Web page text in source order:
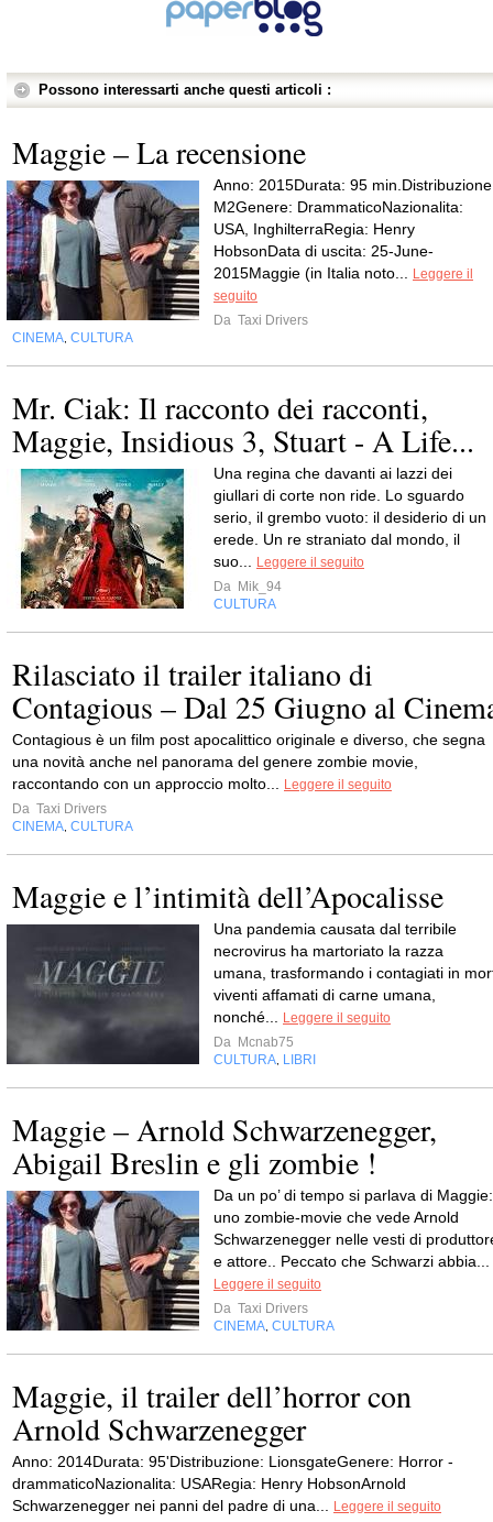
Possono interessarti anche questi articoli :
Maggie – La recensione
Anno: 2015Durata: 95
M2Genere: DrammaticoNazionalita:
USA, InghilterraRegia: Henry
HobsonData di uscita: 25-June-
2015Maggie (in Italia noto... Leggere il
seguito
Da Taxi Drivers
CINEMA, CULTURA
Mr. Ciak: Il racconto dei racconti,
Maggie, Insidious 3, Stuart - A Life...
Una regina che davanti ai lazzi dei
giullari di corte non ride. Lo sguardo
serio, il grembo vuoto: il desiderio di un
erede. Un re straniato dal mondo, il
suo... Leggere il seguito
Da Mik_94
CULTURA
Rilasciato il trailer italiano di
Contagious – Dal 25 Giugno al
Contagious è un film post apocalittico originale e diverso, che segna
una novità anche nel panorama del genere zombie movie,
raccontando con un approccio molto... Leggere il seguito
Da Taxi Drivers
CINEMA, CULTURA
Maggie e l’intimità dell’Apocalisse
Una pandemia causata dal terribile
necrovirus ha martoriato la razza
umana, trasformando i contagiati in
viventi affamati di carne umana,
nonché... Leggere il seguito
Da Mcnab75
CULTURA, LIBRI
Maggie – Arnold Schwarzenegger,
Abigail Breslin e gli zombie !
Da un po’ di tempo si parlava di Maggie:
uno zombie-movie che vede Arnold
Schwarzenegger nelle vesti di
e attore.. Peccato che Schwarzi abbia...
Leggere il seguito
Da Taxi Drivers
CINEMA, CULTURA
Maggie, il trailer dell’horror con
Arnold Schwarzenegger
Anno: 2014Durata: 95'Distribuzione: LionsgateGenere: Horror -
drammaticoNazionalita: USARegia: Henry HobsonArnold
Schwarzenegger nei panni del padre di una... Leggere il seguito